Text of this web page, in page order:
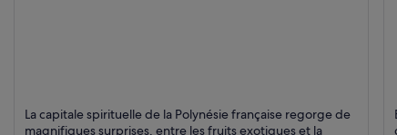
Papeete
Ferries et bateaux, Shopping et Ports
La capitale spirituelle de la Polynésie française regorge de
magnifiques surprises, entre les fruits exotiques et la